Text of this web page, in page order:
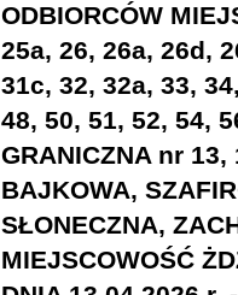
ODBIORCÓW
25a, 26, 26a, 26d,
31c, 32, 32a, 33,
48, 50, 51, 52, 54,
GRANICZNA nr 13,
BAJKOWA,
SŁONECZNA,
MIEJSCOWOŚĆ